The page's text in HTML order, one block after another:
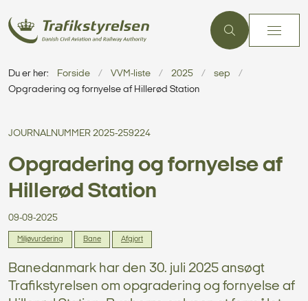
Du er her: Forside VVM-liste 2025
sep
Opgradering og fornyelse af Hillerød Station
JOURNALNUMMER 2025-259224
Opgradering og fornyelse af
Hillerød Station
09-09-2025
Miljøvurdering Bane Afgjort
Banedanmark har den 30. juli 2025 ansøgt
Trafikstyrelsen om opgradering og fornyelse af